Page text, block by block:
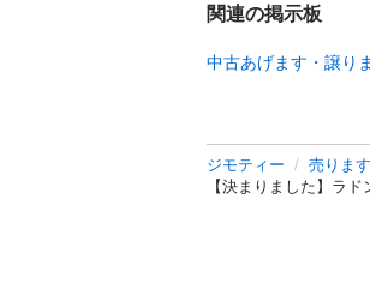
関連の掲示板
中古あげます・譲り
ジモティー 売りま
【決まりました】ラ